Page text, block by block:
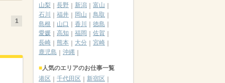
1
山梨
長野 新潟
富山
石川
福井 岡山
鳥取
島根
山口 香川
徳島
愛媛
高知 福岡
佐賀
長崎
熊本 大分
宮崎
鹿児島
沖縄
人気のエリアのお仕事一覧
港区
千代田区
新宿区